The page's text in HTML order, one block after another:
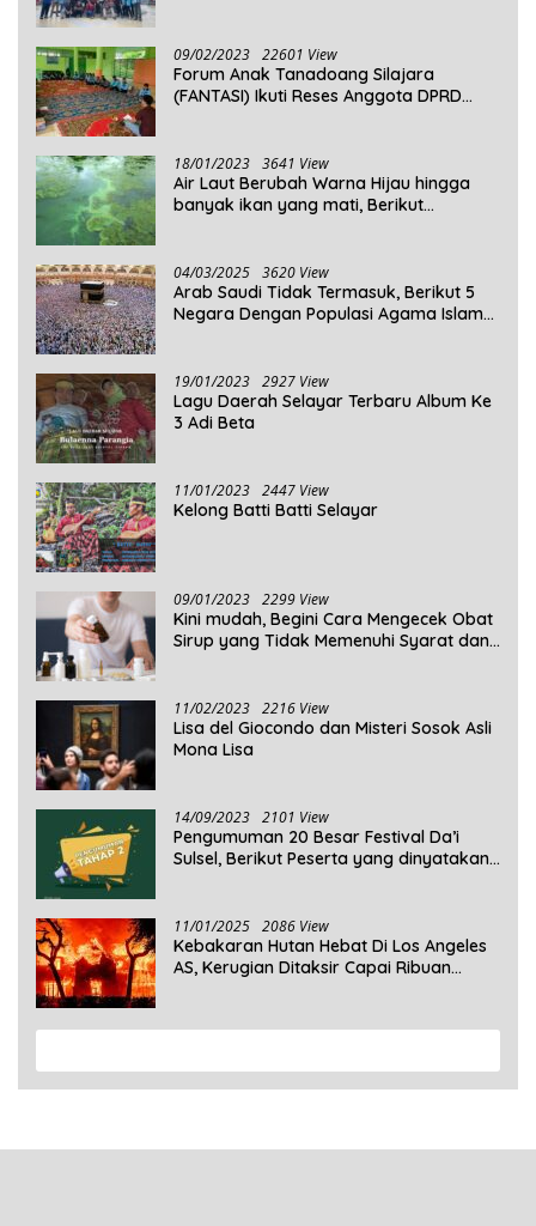
09/02/2023 22601 View
Forum Anak Tanadoang Silajara
(FANTASI) Ikuti Reses Anggota DPRD
18/01/2023 3641 View
Air Laut Berubah Warna Hijau hingga
banyak ikan yang mati, Berikut
04/03/2025 3620 View
Arab Saudi Tidak Termasuk, Berikut 5
Negara Dengan Populasi Agama Islam
19/01/2023 2927 View
Lagu Daerah Selayar Terbaru Album Ke
3 Adi Beta
11/01/2023 2447 View
Kelong Batti Batti Selayar
09/01/2023 2299 View
Kini mudah, Begini Cara Mengecek Obat
Sirup yang Tidak Memenuhi Syarat dan
11/02/2023 2216 View
Lisa del Giocondo dan Misteri Sosok Asli
Mona Lisa
14/09/2023 2101 View
Pengumuman 20 Besar Festival Da’i
Sulsel, Berikut Peserta yang dinyatakan
11/01/2025 2086 View
Kebakaran Hutan Hebat Di Los Angeles
AS, Kerugian Ditaksir Capai Ribuan